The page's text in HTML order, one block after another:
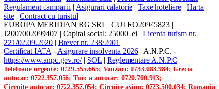
Regulament campanii | Asigurari calatorie | Taxe hoteliere | Harta
site | Contract cu turistul
EUROPA MERIDIAN RG SRL | CUI RO20945823 |
J2007002099407 | Capital social: 25000 lei | Licenta turism nr.
221/02.09.2020 | Brevet nr. 238/2001
Certificat IATA - Asigurare insolventa 2026 | A.N.P.C. -
https://www.anpc.gov.ro/| SOL | Reglementare A.N.P.C
Telefoane urgente: 0729.555.665; Vanzari: 0733.083.984; Grecia
autocar: 0722.357.056; Turcia autocar: 0720.700.913;
Circuite autocar: 0722.357.054; Circuite avion: 0723.500.034; Romania